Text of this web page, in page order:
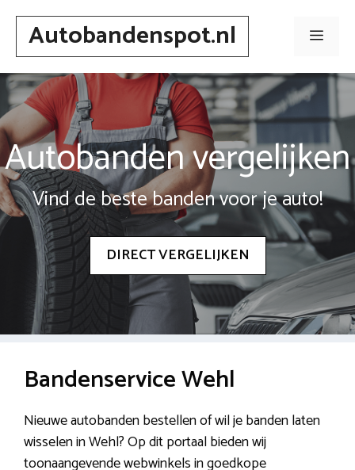
Spring
inhoudAutobandenspot.nl Menu
Autobanden vergelijken
Vind de beste banden voor je auto!
DIRECT VERGELIJKEN
Bandenservice Wehl
Nieuwe autobanden bestellen of wil je banden laten
wisselen in Wehl? Op dit portaal bieden wij
toonaangevende webwinkels in goedkope